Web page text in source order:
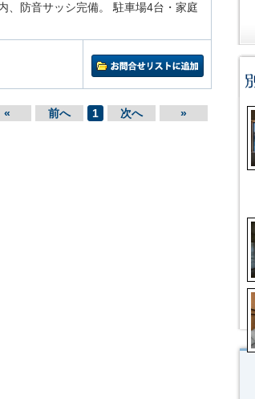
、防音サッシ完備。 駐車場4台・家庭
« 前へ 1 次へ »